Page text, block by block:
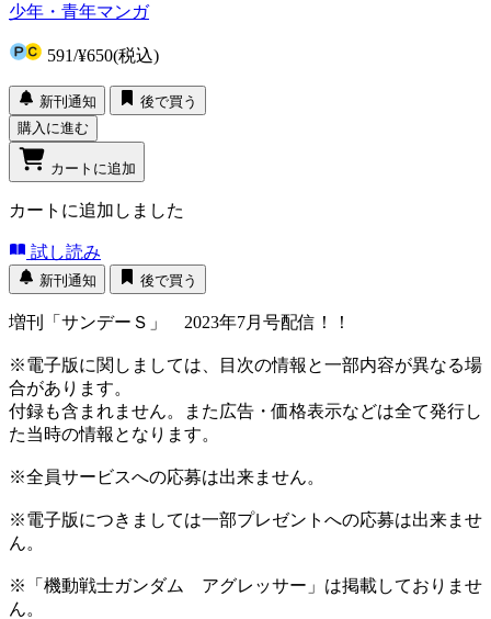
少年・青年マンガ
591/¥650(税込)
新刊通知
後で買う
購入に進む
カートに追加
カートに追加しました
試し読み
新刊通知 後で買う
増刊「サンデーＳ」 2023年7月号配信！！
※電子版に関しましては、目次の情報と一部内容が異なる場
合があります。
付録も含まれません。また広告・価格表示などは全て発行し
た当時の情報となります。
※全員サービスへの応募は出来ません。
※電子版につきましては一部プレゼントへの応募は出来ませ
ん。
※「機動戦士ガンダム アグレッサー」は掲載しておりませ
ん。